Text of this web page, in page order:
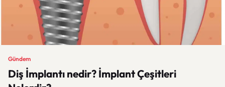
Gündem
Diş İmplantı nedir? İmplant Çeşitleri